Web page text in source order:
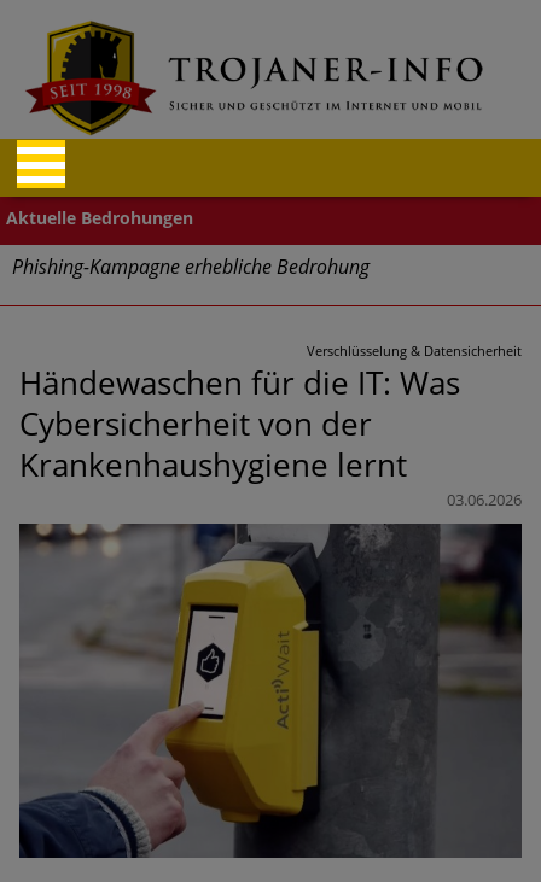
Phishing-Kampagne erhebliche Bedrohung
Welle an Social-Engineering-Betrugsmaschen und
Identitätsdiebstahl
Exponentiell wachsende Risiken, eine immer
unübersichtlichere Cyber-Bedrohungslage – was CISOs jetzt
für mehr Cyber-Resilienz tun können
Digitale Assets aller Arten im Fokus der aktuellen Cyber-
Bedrohungen
Ungebremster Aufstieg: Mega-Ransomware. Deutsche
Unternehmen dürfen Bedrohungspotential nicht
unterschätzen
Weiterentwicklung der HTTP-basierten Cyberangriffe lässt
Experten vor Tsunami bei Web-DDoS-Angriffen warnen
Phishing-Trend: Führungskräfte im Visier. Was hilft gegen
Harpoon Whaling?
Verschlüsselung & Datensicherheit
Händewaschen für die IT: Was
Cybersicherheit von der
Krankenhaushygiene lernt
03.06.2026